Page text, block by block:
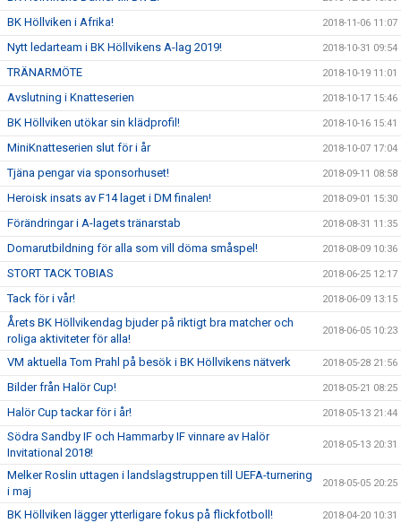
BK Höllviken i Afrika! 2018-11-06 11:07
Nytt ledarteam i BK Höllvikens A-lag 2019! 2018-10-31 09:54
TRÄNARMÖTE 2018-10-19 11:01
Avslutning i Knatteserien 2018-10-17 15:46
BK Höllviken utökar sin klädprofil! 2018-10-16 15:41
MiniKnatteserien slut för i år 2018-10-07 17:04
Tjäna pengar via sponsorhuset! 2018-09-11 08:58
Heroisk insats av F14 laget i DM finalen! 2018-09-01 15:30
Förändringar i A-lagets tränarstab 2018-08-31 11:35
Domarutbildning för alla som vill döma småspel! 2018-08-09 10:36
STORT TACK TOBIAS 2018-06-25 12:17
Tack för i vår! 2018-06-09 13:15
Årets BK Höllvikendag bjuder på riktigt bra matcher och
roliga aktiviteter för alla!
2018-06-05 10:23
VM aktuella Tom Prahl på besök i BK Höllvikens nätverk 2018-05-28 21:56
Bilder från Halör Cup! 2018-05-21 08:25
Halör Cup tackar för i år! 2018-05-13 21:44
Södra Sandby IF och Hammarby IF vinnare av Halör
Invitational 2018!
2018-05-13 20:31
Melker Roslin uttagen i landslagstruppen till UEFA-turnering
i maj
2018-05-05 20:25
BK Höllviken lägger ytterligare fokus på flickfotboll! 2018-04-20 10:31